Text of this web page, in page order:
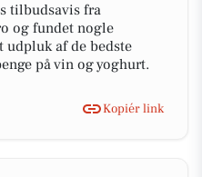
tilbudsavis fra
og fundet nogle
udpluk af de bedste
på vin og yoghurt.
Kopiér link